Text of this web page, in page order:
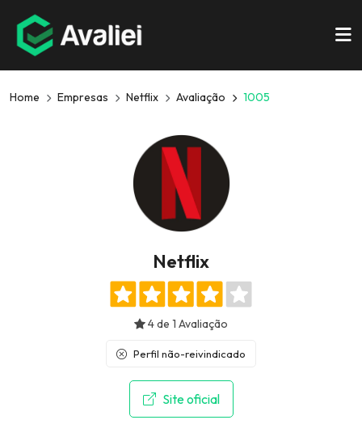
Home Empresas Netflix Avaliação 1005
Netflix
4 de 1 Avaliação
Perfil não-reivindicado
Site oficial